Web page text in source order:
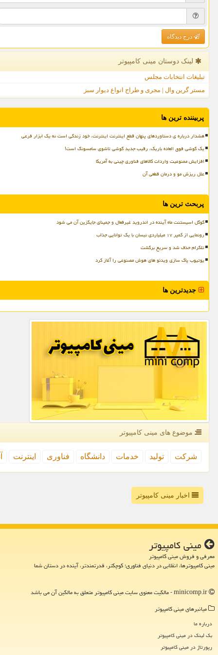
درج دیدگاه
لینک دوستان مینی كامپیوتر
تبلیغات انتخابات مجلس
مستر گرین وال | مجری و طراح انواع دیوار سبز
پربیننده ترین ها
هشدار درباره ی دستاوردهای پنهان قطع اینترنت اینترنت، خود زندگی است نه یک ابزار فرعی
یک گوشی فوق العاده باریک، رقیب جدید گوشی تاشوی سامسونگ است!
افزایش ممنوعیت واردات کالاهای فناوری چینی به آمریکا
علل ریزش مو و درمان قطعی آن
پربحث ترین ها
گوگل اسیستنت ماه آینده در اندروید غیرفعال و جمینای جایگزین آن می شود
رونمایی از کمپر ۱۷ میلیاردی نیسان با یک توانایی جذاب
تلگرام حذف شد و سریع برگشت
یوتیوب پاک سازی ویدئو های هوش مصنوعی را آغاز کرد
جدیدترین ها
موضوع های مینی كامپیوتر
شركت تولید خدمات دانشگاه فناوری اینترنت
اخبار مینی کامپیوتر
مینی كامپیوتر
معرفی و فروش مینی کامپیوتر
مینی کامپیوترها، انقلابی در دنیای فناوری؛ کوچکتر، قدرتمندتر، آینده در دستان شما
میانبرهای مینی كامپیوتر
درباره ما
بک لینک در مینی كامپیوتر
رپورتاژ در مینی كامپیوتر